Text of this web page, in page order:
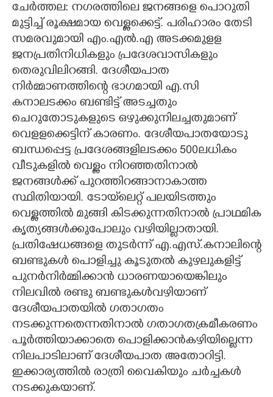
CARTOONS
LITERATURE
ZOOM
CONTACT US
ചേർത്തല: നഗരത്തിലെ ജനങ്ങളെ പൊറുതി
മുട്ടിച്ച് രൂക്ഷമായ വെള്ളക്കെട്ട്. പരിഹാരം തേടി
സമരവുമായി എം.എൽ.എ അടക്കമുളള
ജനപ്രതിനിധികളും പ്രദേശവാസികളും
തെരുവിലിറങ്ങി. ദേശീയപാത
നിർമ്മാണത്തിന്റെ ഭാഗമായി എ.സി
കനാലടക്കം ബണ്ടിട്ട് അടച്ചതും
ചെറുതോടുകളുടെ ഒഴുക്കുനിലച്ചതുമാണ്
വെളളക്കെട്ടിന് കാരണം. ദേശീയപാതയോടു
ബന്ധപ്പെട്ട പ്രദേശങ്ങളിലടക്കം 500ലധികം
വീടുകളിൽ വെള്ളം നിറഞ്ഞതിനാൽ
ജനങ്ങൾക്ക് പുറത്തിറങ്ങാനാകാത്ത
സ്ഥിതിയായി. ടോയ്‌ലെറ്റ് പലയിടത്തും
വെള്ളത്തിൽ മുങ്ങി കിടക്കുന്നതിനാൽ പ്രാഥമിക
കൃത്യങ്ങൾക്കുപോലും വഴിയില്ലാതായി.
പ്രതിഷേധങ്ങളെ തുടർന്ന് എ.എസ്.കനാലിന്റെ
ബണ്ടുകൾ പൊളിച്ചു കൂടുതൽ കുഴലുകളിട്ട്
പുനർനിർമ്മിക്കാൻ ധാരണയായെങ്കിലും
നിലവിൽ രണ്ടു ബണ്ടുകൾവഴിയാണ്
ദേശീയപാതയിൽ ഗതാഗതം
നടക്കുന്നതെന്നതിനാൽ ഗതാഗതക്രമീകരണം
പൂർത്തിയാക്കാതെ പൊളിക്കാൻകഴിയില്ലെന്ന
നിലപാടിലാണ് ദേശീയപാത അതോറിട്ടി.
ഇക്കാര്യത്തിൽ രാത്രി വൈകിയും ചർച്ചകൾ
നടക്കുകയാണ്.